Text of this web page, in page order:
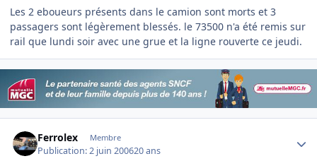
Les 2 eboueurs présents dans le camion sont morts et 3
passagers sont légèrement blessés. le 73500 n'a été remis sur
rail que lundi soir avec une grue et la ligne rouverte ce jeudi.
Ferrolex Membre
Publication:2 juin 200620 ans